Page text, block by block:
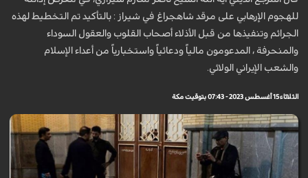
للهجوم الإرهابي على مرقد شاهجراغ في شيراز : بالتأكيد تم التخطيط لهذه
الجرائم وتنفيذها من قبل الأذلاء أصحاب القلوب والعقول السوداء
والمنحرفة ، المدعومون مالياً ودعائياً واستخبارياً من أعداء الإسلام
والشعب الإيراني الولائي.
الثلاثاء 15 أغسطس 2023 - 07:43 بتوقيت مكة